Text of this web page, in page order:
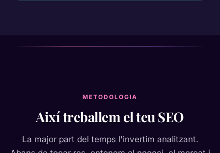
METODOLOGIA
Així treballem el teu SEO
La major part del temps l'invertim analitzant.